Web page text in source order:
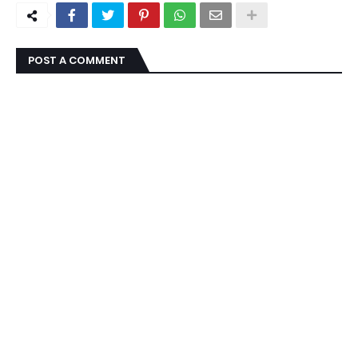
POST A COMMENT